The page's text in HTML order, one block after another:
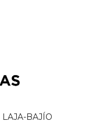
LAJA-BAJÍO